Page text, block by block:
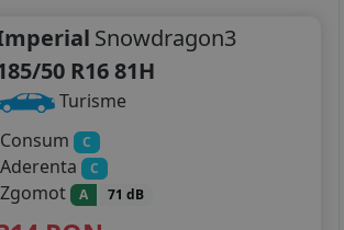
Snowdragon3
50 R16 81H
Turisme
Consum
C
Aderenta C
Zgomot A 71 dB